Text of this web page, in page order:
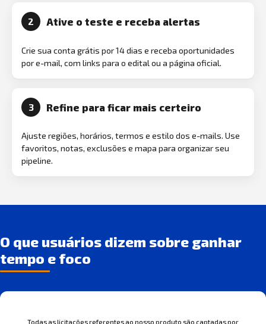
2 Ative o teste e receba alertas
Crie sua conta grátis por 14 dias e receba oportunidades
por e-mail, com links para o edital ou a página oficial.
3 Refine para ficar mais certeiro
Ajuste regiões, horários, termos e estilo dos e-mails. Use
favoritos, notas, exclusões e mapa para organizar seu
pipeline.
O que usuários dizem sobre ganhar
tempo e foco
Todas as licitações referentes ao nosso produto são captadas por